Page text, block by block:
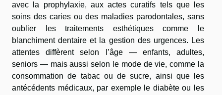
avec la prophylaxie, aux actes curatifs tels que les
soins des caries ou des maladies parodontales, sans
oublier les traitements esthétiques comme le
blanchiment dentaire et la gestion des urgences. Les
attentes diffèrent selon l’âge — enfants, adultes,
seniors — mais aussi selon le mode de vie, comme la
consommation de tabac ou de sucre, ainsi que les
antécédents médicaux, par exemple le diabète ou les